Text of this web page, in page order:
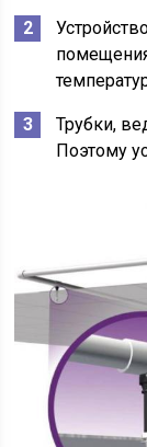
Трубки,
Поэтому